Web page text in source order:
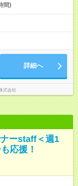
間)
詳細へ
式会社
ーstaff＜週1
応援！